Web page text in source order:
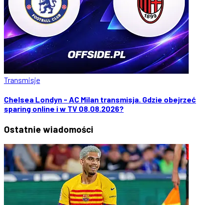
Transmisje
Chelsea Londyn - AC Milan transmisja. Gdzie obejrzeć
sparing online i w TV 08.08.2026?
Ostatnie wiadomości